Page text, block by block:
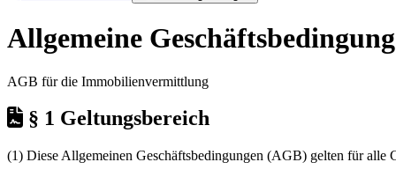
Allgemeine
AGB für die Immobilienvermittlung
§ 1 Geltungsbereich
(1) Diese Allgemeinen Geschäftsbedingungen (AGB) gelten für